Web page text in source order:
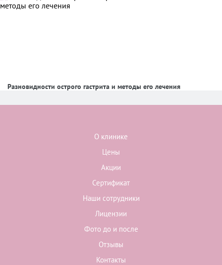
Разновидности острого гастрита и методы его лечения
О клинике
Цены
Акции
Сертификат
Наши сотрудники
Лицензии
Фото до и после
Отзывы
Контакты